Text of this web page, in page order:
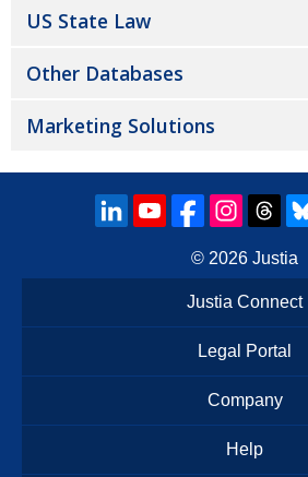
US State Law
Other Databases
Marketing Solutions
© 2026 Justia
Justia Connect
Legal Portal
Company
Help